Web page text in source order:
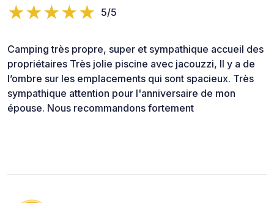
5/5
Camping très propre, super et sympathique accueil des
propriétaires Très jolie piscine avec jacouzzi, Il y a de
l’ombre sur les emplacements qui sont spacieux. Très
sympathique attention pour l'anniversaire de mon
épouse. Nous recommandons fortement